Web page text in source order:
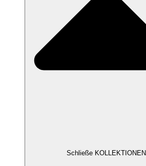
Schließe KOLLEKTIONEN